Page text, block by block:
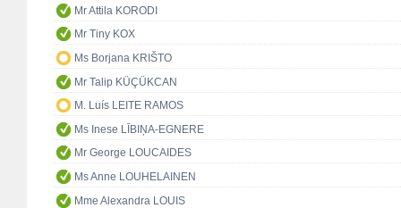
Mr Attila KORODI
Mr Tiny KOX
Ms Borjana KRIŠTO
Mr Talip KÜÇÜKCAN
M. Luís LEITE RAMOS
Ms Inese LĪBIŅA-EGNERE
Mr George LOUCAIDES
Ms Anne LOUHELAINEN
Mme Alexandra LOUIS